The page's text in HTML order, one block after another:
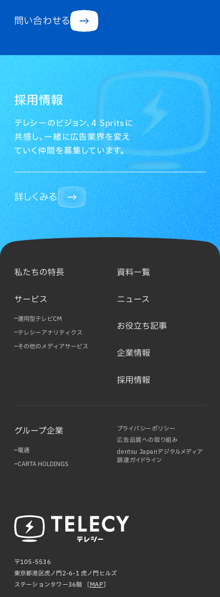
問い合わせる
採用情報
テレシーのビジョン、4 Spritsに
共感し、一緒に広告業界を変え
ていく仲間を募集しています。
詳しくみる
私たちの特長
サービス
運用型テレビCM
テレシーアナリティクス
その他のメディアサービス
資料一覧
ニュース
お役立ち記事
企業情報
採用情報
グループ企業
電通
CARTA HOLDINGS
プライバシーポリシー
広告品質への取り組み
dentsu Japanデジタルメディア
調達ガイドライン
〒105-5536
東京都港区虎ノ門2-6-1 虎ノ門ヒルズ
ステーションタワー36階 ［MAP］